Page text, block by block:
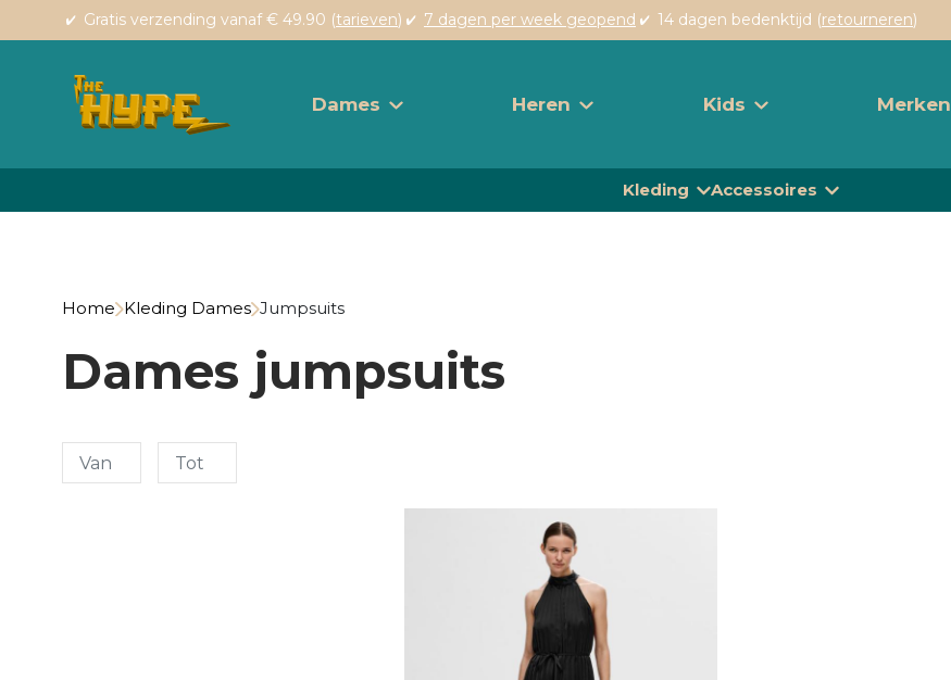
Gratis verzending vanaf € 49.90 (tarieven) 7 dagen per week geopend 14 dagen bedenktijd (retourneren)
Dames Heren Kids Merken
Kleding Accessoires
Home Kleding Dames Jumpsuits
Dames jumpsuits